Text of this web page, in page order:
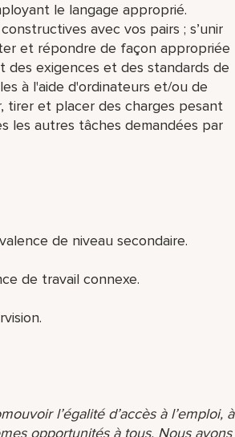
le langage approprié.
avec vos pairs ; s’unir
et répondre de façon appropriée
des exigences et des standards de
à l'aide d'ordinateurs et/ou de
tirer et placer des charges pesant
les autres tâches demandées par
de niveau secondaire.
de travail connexe.
l’égalité d’accès à l’emploi, à
opportunités à tous. Nous avons